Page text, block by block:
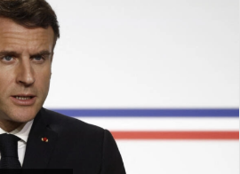
e
u
c
o